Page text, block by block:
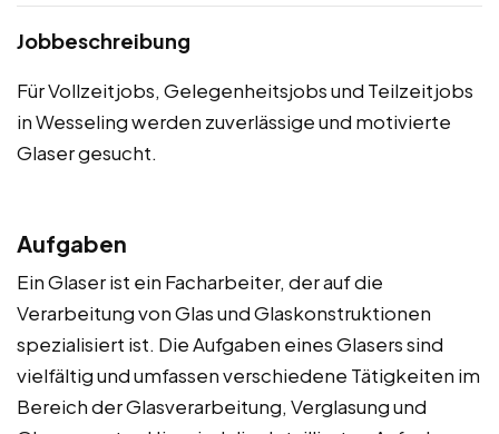
Jobbeschreibung
Für Vollzeitjobs, Gelegenheitsjobs und Teilzeitjobs
in Wesseling werden zuverlässige und motivierte
Glaser gesucht.
Aufgaben
Ein Glaser ist ein Facharbeiter, der auf die
Verarbeitung von Glas und Glaskonstruktionen
spezialisiert ist. Die Aufgaben eines Glasers sind
vielfältig und umfassen verschiedene Tätigkeiten im
Bereich der Glasverarbeitung, Verglasung und